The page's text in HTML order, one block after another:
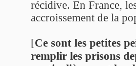
récidive. En France,
accroissement de la
[Ce sont les petites
remplir les prisons